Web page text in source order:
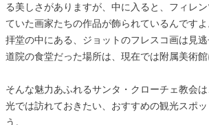
る美しさがありますが、中に入ると、フィレ
ていた画家たちの作品が飾られているんです
拝堂の中にある、ジョットのフレスコ画は見
道院の食堂だった場所は、現在では附属美術館
そんな魅力あふれるサンタ・クローチェ教会
光では訪れておきたい、おすすめの観光スポ
う。